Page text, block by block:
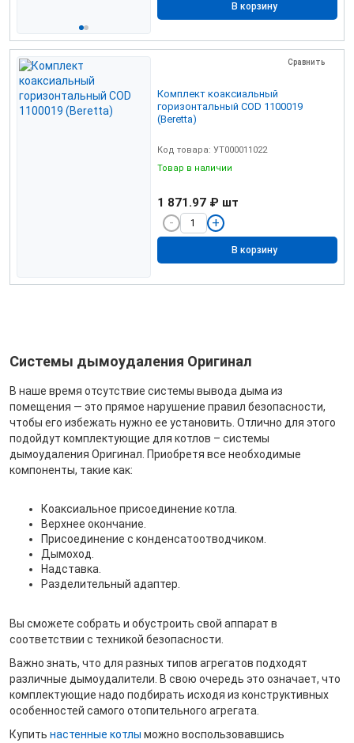
В корзину
Сравнить
Комплект коаксиальный
горизонтальный COD 1100019
(Beretta)
Код товара: УТ000011022
Товар в наличии
1 871.97 ₽ шт
В корзину
Системы дымоудаления Оригинал
В наше время отсутствие системы вывода дыма из
помещения — это прямое нарушение правил безопасности,
чтобы его избежать нужно ее установить. Отлично для этого
подойдут комплектующие для котлов – системы
дымоудаления Оригинал. Приобретя все необходимые
компоненты, такие как:
Коаксиальное присоединение котла.
Верхнее окончание.
Присоединение с конденсатоотводчиком.
Дымоход.
Надставка.
Разделительный адаптер.
Вы сможете собрать и обустроить свой аппарат в
соответствии с техникой безопасности.
Важно знать, что для разных типов агрегатов подходят
различные дымоудалители. В свою очередь это означает, что
комплектующие надо подбирать исходя из конструктивных
особенностей самого отопительного агрегата.
Купить настенные котлы можно воспользовавшись